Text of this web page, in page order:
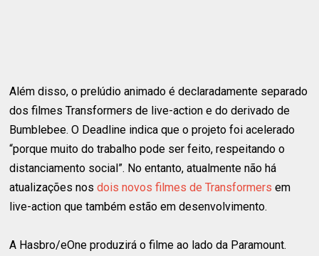
Além disso, o prelúdio animado é declaradamente separado
dos filmes Transformers de live-action e do derivado de
Bumblebee. O Deadline indica que o projeto foi acelerado
“porque muito do trabalho pode ser feito, respeitando o
distanciamento social”. No entanto, atualmente não há
atualizações nosdois novos filmes de Transformers em
live-action que também estão em desenvolvimento.
A Hasbro/eOne produzirá o filme ao lado da Paramount.